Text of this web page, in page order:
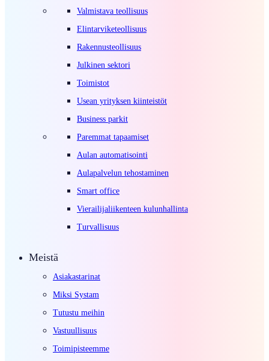
Valmistava teollisuus
Elintarviketeollisuus
Rakennusteollisuus
Julkinen sektori
Toimistot
Usean yrityksen kiinteistöt
Business parkit
Paremmat tapaamiset
Aulan automatisointi
Aulapalvelun tehostaminen
Smart office
Vierailijaliikenteen kulunhallinta
Turvallisuus
Meistä
Asiakastarinat
Miksi Systam
Tutustu meihin
Vastuullisuus
Toimipisteemme